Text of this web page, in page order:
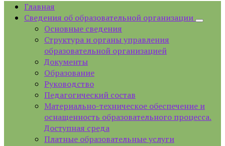
Главная
Сведения об образовательной организации
Основные сведения
Структура и органы управления
образовательной организацией
Документы
Образование
Руководство
Педагогический состав
Материально-техническое обеспечение и
оснащенность образовательного процесса.
Доступная среда
Платные образовательные услуги